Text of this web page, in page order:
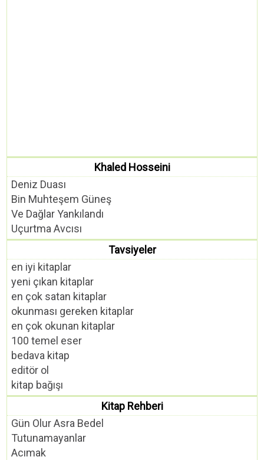
Khaled Hosseini
Deniz Duası
Bin Muhteşem Güneş
Ve Dağlar Yankılandı
Uçurtma Avcısı
Tavsiyeler
en iyi kitaplar
yeni çıkan kitaplar
en çok satan kitaplar
okunması gereken kitaplar
en çok okunan kitaplar
100 temel eser
bedava kitap
editör ol
kitap bağışı
Kitap Rehberi
Gün Olur Asra Bedel
Tutunamayanlar
Acımak